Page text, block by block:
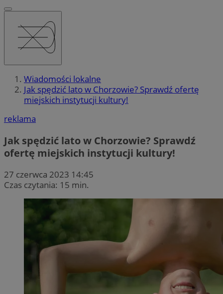
Wiadomości lokalne
Jak spędzić lato w Chorzowie? Sprawdź ofertę
miejskich instytucji kultury!
reklama
Jak spędzić lato w Chorzowie? Sprawdź
ofertę miejskich instytucji kultury!
27 czerwca 2023 14:45
Czas czytania: 15 min.